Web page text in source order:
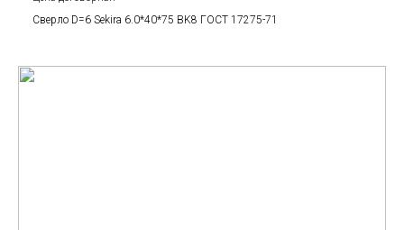
Сверло D=6 Sekira 6.0*40*75 BK8 ГОСТ 17275-71